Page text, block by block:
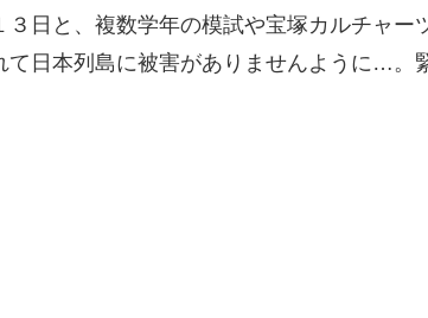
３日と、複数学年の模試や宝塚カルチャ
て日本列島に被害がありませんように…。